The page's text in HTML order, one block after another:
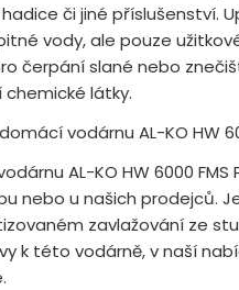
či jiné příslušenství.
vody, ale pouze
čerpání slané nebo
chemické látky.
vodárnu AL-KO HW
AL-KO HW 6000
nebo u našich prodejců.
zavlažování ze
k této vodárně, v naší